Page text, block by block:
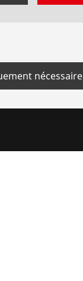
nécessaire